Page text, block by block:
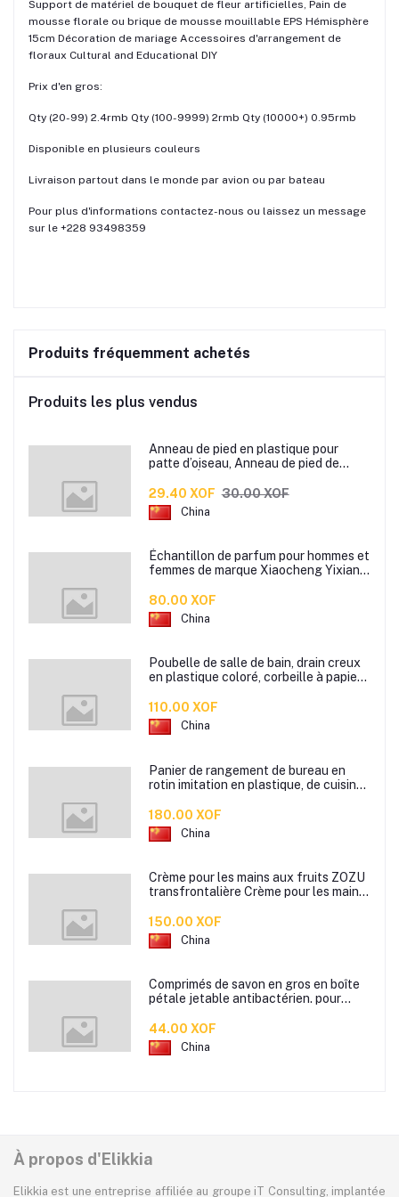
Support de matériel de bouquet de fleur artificielles, Pain de
mousse florale ou brique de mousse mouillable EPS Hémisphère
15cm Décoration de mariage Accessoires d'arrangement de
floraux Cultural and Educational DIY
Prix d'en gros:
Qty (20-99) 2.4rmb Qty (100-9999) 2rmb Qty (10000+) 0.95rmb
Disponible en plusieurs couleurs
Livraison partout dans le monde par avion ou par bateau
Pour plus d'informations contactez-nous ou laissez un message
sur le +228 93498359
Produits fréquemment achetés
Produits les plus vendus
Anneau de pied en plastique pour
patte d’oiseau, Anneau de pied de
pour oiseaux
29.40 XOF 30.00 XOF
China
Échantillon de parfum pour hommes et
femmes de marque Xiaocheng Yixiang
80.00 XOF
China
Poubelle de salle de bain, drain creux
en plastique coloré, corbeille à papier
110.00 XOF
China
Panier de rangement de bureau en
rotin imitation en plastique, de cuisine
de rangement de salle de bain
180.00 XOF
China
Crème pour les mains aux fruits ZOZU
transfrontalière Crème pour les mains
80g
150.00 XOF
China
Comprimés de savon en gros en boîte
pétale jetable antibactérien. pour
des mini comprimés de lavage des
mains en papier savon
44.00 XOF
China
À propos d'Elikkia
Elikkia est une entreprise affiliée au groupe iT Consulting, implantée